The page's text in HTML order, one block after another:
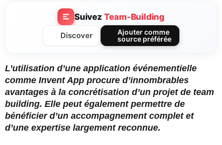
Suivez Team-Building
Discover
Ajouter comme
source préférée
L’utilisation d’une application événementielle
comme Invent App procure d’innombrables
avantages à la concrétisation d’un projet de team
building. Elle peut également permettre de
bénéficier d’un accompagnement complet et
d’une expertise largement reconnue.